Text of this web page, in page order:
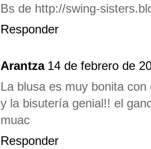
Bs de http://swing-
Responder
Arantza 14 de febrero de
La blusa es muy bonita
y la bisutería genial!! el
muac
Responder